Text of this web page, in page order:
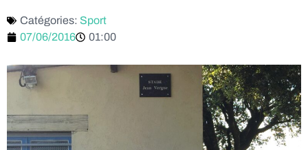
Catégories: Sport
07/06/2016
01:00